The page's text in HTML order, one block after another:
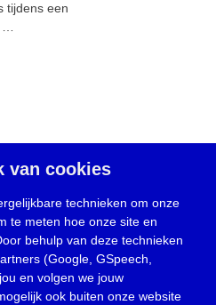
tijdens een
…
de
van cookies
technieken om onze
te meten hoe onze site en
behulp van deze technieken
(Google, GSpeech,
en volgen we jouw
ook buiten onze website